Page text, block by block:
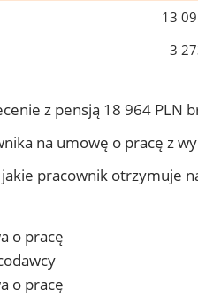
13
3
z pensją 18 964 PLN
na umowę o pracę z
pracownik otrzymuje
o pracę
o pracę